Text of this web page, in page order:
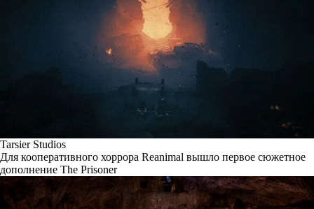
Tarsier Studios
Для кооперативного хоррора Reanimal вышло первое сюжетное
дополнение The Prisoner